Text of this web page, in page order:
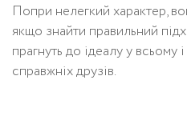
Попри нелегкий характер,
якщо знайти правильний
прагнуть до ідеалу у всьому
справжніх друзів.